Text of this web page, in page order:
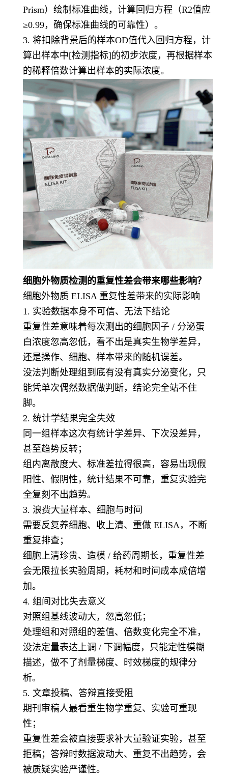
Prism）绘制标准曲线，计算回归方程（R2值应
≥0.99，确保标准曲线的可靠性）。
3. 将扣除背景后的样本OD值代入回归方程，计
算出样本中[检测指标]的初步浓度，再根据样本
的稀释倍数计算出样本的实际浓度。
细胞外物质检测的重复性差会带来哪些影响？
细胞外物质 ELISA 重复性差带来的实际影响
1. 实验数据本身不可信、无法下结论
重复性差意味着每次测出的细胞因子 / 分泌蛋
白浓度忽高忽低，看不出是真实生物学差异，
还是操作、细胞、样本带来的随机误差。
没法判断处理组到底有没有真实分泌变化，只
能凭单次偶然数据做判断，结论完全站不住
脚。
2. 统计学结果完全失效
同一组样本这次有统计学差异、下次没差异，
甚至趋势反转；
组内离散度大、标准差拉得很高，容易出现假
阳性、假阴性，统计结果不可靠，重复实验完
全复刻不出趋势。
3. 浪费大量样本、细胞与时间
需要反复养细胞、收上清、重做 ELISA，不断
重复排查；
细胞上清珍贵、造模 / 给药周期长，重复性差
会无限拉长实验周期，耗材和时间成本成倍增
加。
4. 组间对比失去意义
对照组基线波动大，忽高忽低；
处理组和对照组的差值、倍数变化完全不准，
没法定量表达上调 / 下调幅度，只能定性模糊
描述，做不了剂量梯度、时效梯度的规律分
析。
5. 文章投稿、答辩直接受阻
期刊审稿人最看重生物学重复、实验可重现
性；
重复性差会被直接要求补大量验证实验，甚至
拒稿；答辩时数据波动大、重复不出趋势，会
被质疑实验严谨性。